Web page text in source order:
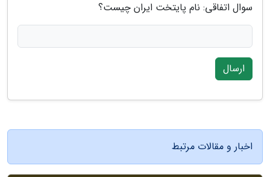
سوال اتفاقی: نام پایتخت ایران چیست؟
ارسال
اخبار و مقالات مرتبط